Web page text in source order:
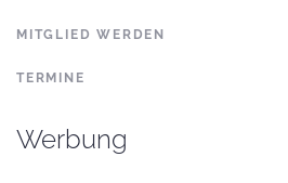
MITGLIED WERDEN
TERMINE
Werbung